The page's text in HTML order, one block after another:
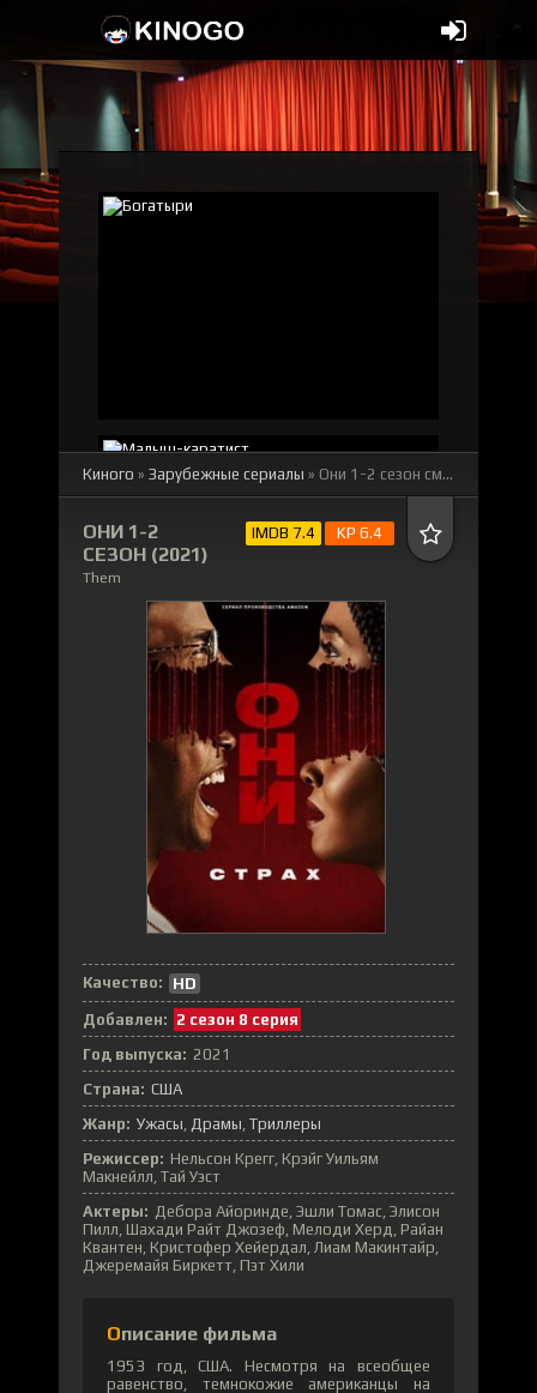
Киного » Зарубежные сериалы » Они 1-2 сезон смотреть онлайн бесплатно
ОНИ 1-2
СЕЗОН (2021)
Them
IMDB 7.4 KP 6.4
Качество:
HD
Добавлен: 2 сезон 8 серия
Год выпуска: 2021
Страна: США
Жанр: Ужасы Драмы Триллеры
Режиссер: Нельсон Крегг, Крэйг Уильям
Макнейлл, Тай Уэст
Актеры: Дебора Айоринде, Эшли Томас, Элисон
Пилл, Шахади Райт Джозеф, Мелоди Херд, Райан
Квантен, Кристофер Хейердал, Лиам Макинтайр,
Джеремайя Биркетт, Пэт Хили
Описание фильма
1953 год, США. Несмотря на всеобщее
равенство, темнокожие американцы на